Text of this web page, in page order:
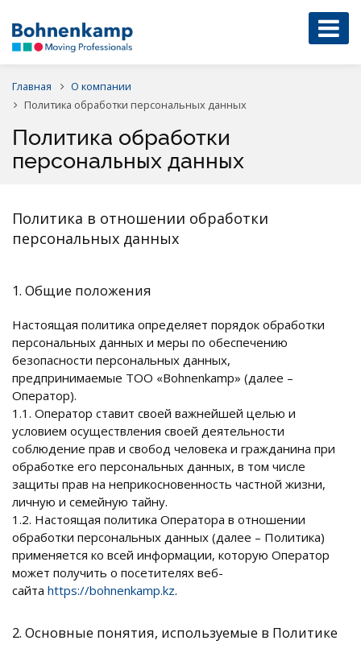
Главная
О компании
Политика обработки персональных данных
Политика обработки
персональных данных
Политика в отношении обработки
персональных данных
1. Общие положения
Настоящая политика определяет порядок обработки
персональных данных и меры по обеспечению
безопасности персональных данных,
предпринимаемые ТОО «Bohnenkamp» (далее –
Оператор).
1.1. Оператор ставит своей важнейшей целью и
условием осуществления своей деятельности
соблюдение прав и свобод человека и гражданина при
обработке его персональных данных, в том числе
защиты прав на неприкосновенность частной жизни,
личную и семейную тайну.
1.2. Настоящая политика Оператора в отношении
обработки персональных данных (далее – Политика)
применяется ко всей информации, которую Оператор
может получить о посетителях веб-
сайта https://bohnenkamp.kz.
2. Основные понятия, используемые в Политике